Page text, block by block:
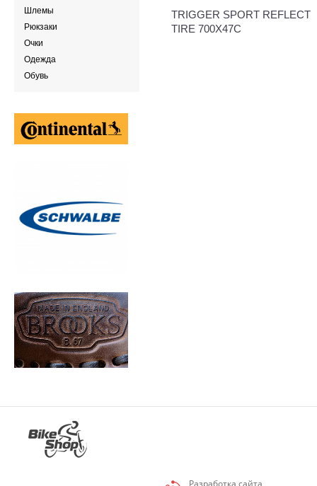
Шлемы
Рюкзаки
Очки
Одежда
Обувь
TRIGGER SPORT REFLECT
TIRE 700X47C
Разработка сайта